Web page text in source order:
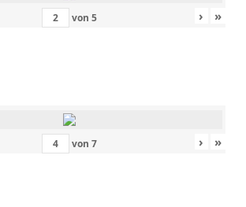
von 5 › »
von 7 › »